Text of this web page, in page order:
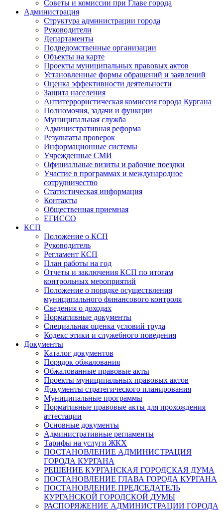
Советы и комиссии при Главе города
Администрация
Структура администрации города
Руководители
Департаменты
Подведомственные организации
Объекты на карте
Проекты муниципальных правовых актов
Установленные формы обращений и заявлений
Оценка эффективности деятельности
Защита населения
Антитеррористическая комиссия города Кургана
Полномочия, задачи и функции
Муниципальная служба
Административная реформа
Результаты проверок
Информационные системы
Учрежденные СМИ
Официальные визиты и рабочие поездки
Участие в программах и международное
сотрудничество
Статистическая информация
Контакты
Общественная приемная
ЕГИССО
КСП
Положение о КСП
Руководитель
Регламент КСП
План работы на год
Отчеты и заключения КСП по итогам
контрольных мероприятий
Положение о порядке осуществления
муниципального финансового контроля
Сведения о доходах
Нормативные документы
Специальная оценка условий труда
Кодекс этики и служебного поведения
Документы
Каталог документов
Порядок обжалования
Обжалованные правовые акты
Проекты муниципальных правовых актов
Документы стратегического планирования
Муниципальные программы
Нормативные правовые акты для прохождения
аттестации
Основные документы
Административные регламенты
Тарифы на услуги ЖКХ
ПОСТАНОВЛЕНИЕ АДМИНИСТРАЦИЯ
ГОРОДА КУРГАНА
РЕШЕНИЕ КУРГАНСКАЯ ГОРОДСКАЯ ДУМА
ПОСТАНОВЛЕНИЕ ГЛАВА ГОРОДА КУРГАНА
ПОСТАНОВЛЕНИЕ ПРЕДСЕДАТЕЛЬ
КУРГАНСКОЙ ГОРОДСКОЙ ДУМЫ
РАСПОРЯЖЕНИЕ АДМИНИСТРАЦИИ ГОРОДА